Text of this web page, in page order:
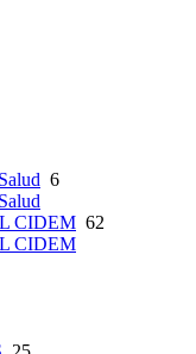
6
CIDEM 62
CIDEM